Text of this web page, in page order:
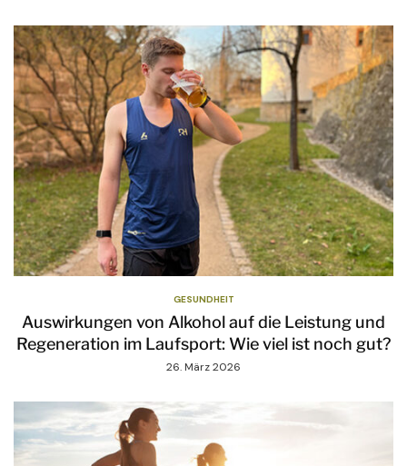
GESUNDHEIT
Auswirkungen von Alkohol auf die Leistung und
Regeneration im Laufsport: Wie viel ist noch gut?
26. März 2026